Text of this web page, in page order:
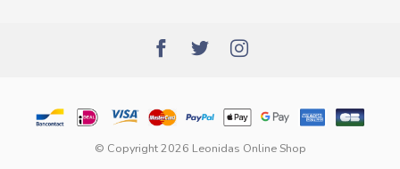
© Copyright 2026 Leonidas Online Shop